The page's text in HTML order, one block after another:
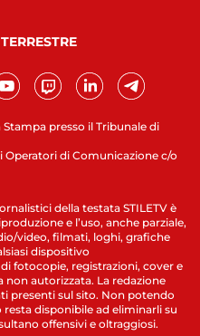
presso il Tribunale di
Operatori di Comunicazione c/o
della testata STILETV è
e l’uso, anche parziale,
video, filmati, loghi, grafiche
dispositivo
fotocopie, registrazioni, cover e
autorizzata. La redazione
presenti sul sito. Non potendo
disponibile ad eliminarli su
offensivi e oltraggiosi.